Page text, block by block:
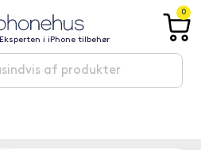
Eksperten i iPhone tilbehør
0